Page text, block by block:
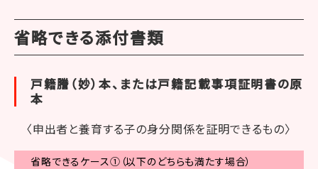
省略できる添付書類
戸籍謄（妙）本、または戸籍記載事項証明書の原
本
〈申出者と養育する子の身分関係を証明できるもの〉
省略できるケース①（以下のどちらも満たす場合）